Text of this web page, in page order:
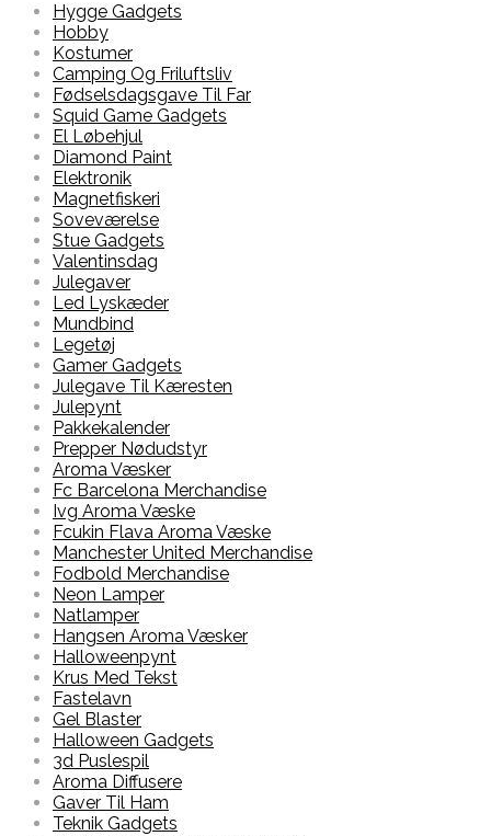
Hygge Gadgets
Hobby
Kostumer
Camping Og Friluftsliv
Fødselsdagsgave Til Far
Squid Game Gadgets
El Løbehjul
Diamond Paint
Elektronik
Magnetfiskeri
Soveværelse
Stue Gadgets
Valentinsdag
Julegaver
Led Lyskæder
Mundbind
Legetøj
Gamer Gadgets
Julegave Til Kæresten
Julepynt
Pakkekalender
Prepper Nødudstyr
Aroma Væsker
Fc Barcelona Merchandise
Ivg Aroma Væske
Fcukin Flava Aroma Væske
Manchester United Merchandise
Fodbold Merchandise
Neon Lamper
Natlamper
Hangsen Aroma Væsker
Halloweenpynt
Krus Med Tekst
Fastelavn
Gel Blaster
Halloween Gadgets
3d Puslespil
Aroma Diffusere
Gaver Til Ham
Teknik Gadgets